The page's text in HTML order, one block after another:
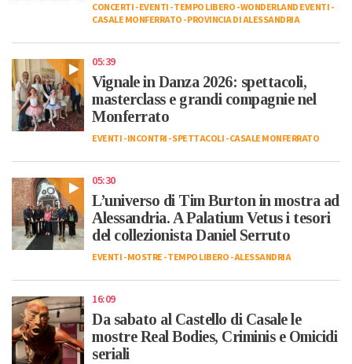
CONCERTI-EVENTI-TEMPO LIBERO-WONDERLAND EVENTI-
CASALE MONFERRATO-PROVINCIA DI ALESSANDRIA
05:39
Vignale in Danza 2026: spettacoli,
masterclass e grandi compagnie nel
Monferrato
EVENTI-INCONTRI-SPETTACOLI-CASALE MONFERRATO
05:30
L’universo di Tim Burton in mostra ad
Alessandria. A Palatium Vetus i tesori
del collezionista Daniel Serruto
EVENTI-MOSTRE-TEMPO LIBERO-ALESSANDRIA
16:09
Da sabato al Castello di Casale le
mostre Real Bodies, Criminis e Omicidi
seriali